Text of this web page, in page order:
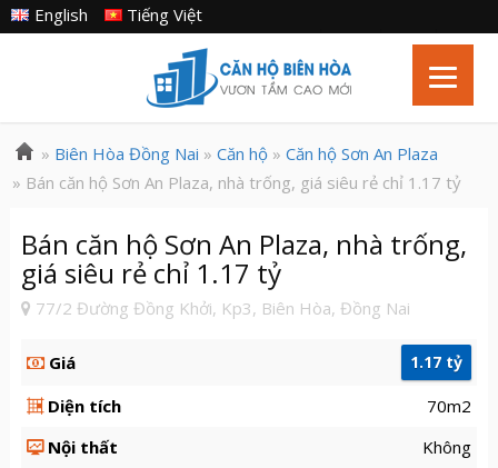
Tiếng Việt
English
» Biên Hòa Đồng Nai » Căn hộ» Căn hộ Sơn An Plaza
» Bán căn hộ Sơn An Plaza, nhà trống, giá siêu rẻ chỉ 1.17 tỷ
Bán căn hộ Sơn An Plaza, nhà trống,
giá siêu rẻ chỉ 1.17 tỷ
77/2 Đường Đồng Khởi, Kp3, Biên Hòa, Đồng Nai
Giá 1.17 tỷ
Diện tích
70m2
Nội thất
Không